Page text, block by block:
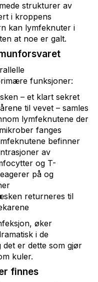
strukturer av
i kroppens
kan lymfeknuter i
at noe er galt.
funksjoner:
– et klart sekret
til vevet – samles
lymfeknutene der
fanges
befinner
av
og T-
på og
returneres til
øker
i de
er dette som gjør
kuler.
finnes